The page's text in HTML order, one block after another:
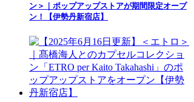
ン＞｜ポップアップストアが期間限定オープ
ン！【伊勢丹新宿店】